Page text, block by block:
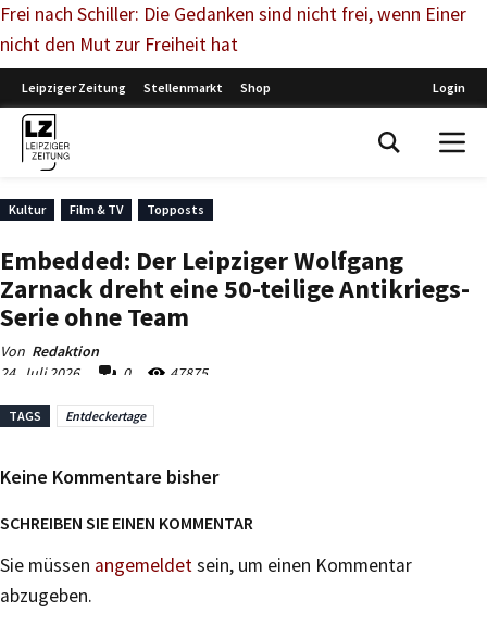
Frei nach Schiller: Die Gedanken sind nicht frei, wenn Einer
nicht den Mut zur Freiheit hat
TAGS Entdeckertage
Keine Kommentare bisher
SCHREIBEN SIE EINEN KOMMENTAR
Sie müssen angemeldetsein, um einen Kommentar
abzugeben.